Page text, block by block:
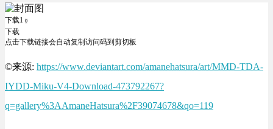
下载1 0
下载
点击下载链接会自动复制访问码到剪切板
©来源: https://www.deviantart.com/amanehatsura/art/MMD-TDA-
IYDD-Miku-V4-Download-473792267?
q=gallery%3AAmaneHatsura%2F39074678&qo=119